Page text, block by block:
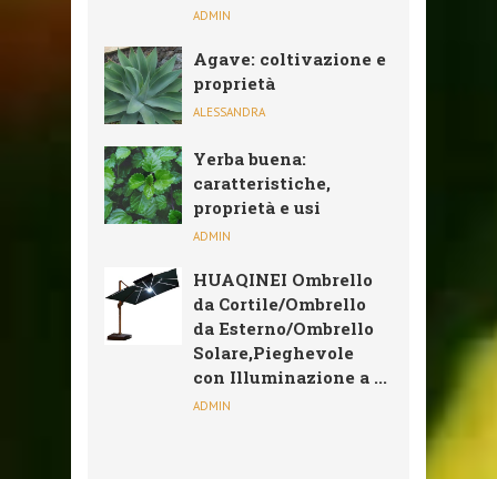
ADMIN
Agave: coltivazione e
proprietà
ALESSANDRA
Yerba buena:
caratteristiche,
proprietà e usi
ADMIN
HUAQINEI Ombrello
da Cortile/Ombrello
da Esterno/Ombrello
Solare,Pieghevole
con Illuminazione a ...
ADMIN